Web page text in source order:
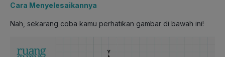
Cara Menyelesaikannya
Nah, sekarang coba kamu perhatikan gambar di bawah ini!